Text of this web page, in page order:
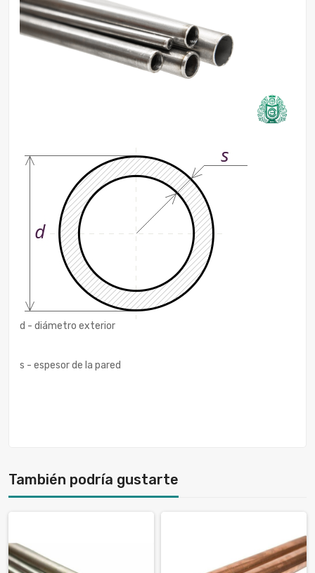
d - diámetro exterior
s - espesor de la pared
También podría gustarte